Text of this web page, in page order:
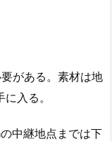
がある。素材は地
入る。
中継地点までは下